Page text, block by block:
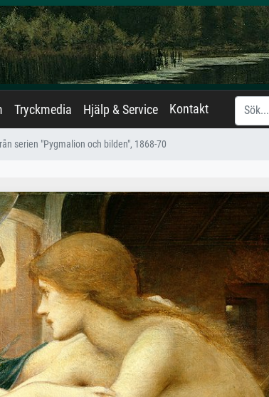
Tryckmedia Hjälp & Service Kontakt
serien "Pygmalion och bilden", 1868-70